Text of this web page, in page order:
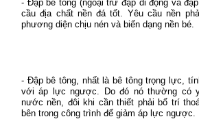
- Đập bê tông (ngoại trừ đập di động và
cầu địa chất nền đá tốt. Yêu cầu nền
phương diện chịu nén và biến dạng nền bé.
- Đập bê tông, nhất là bê tông trọng lực,
với áp lực ngược. Do đó nó thường có
nước nền, đôi khi cần thiết phải bố trí
bên trong công trình để giảm áp lực ngược.